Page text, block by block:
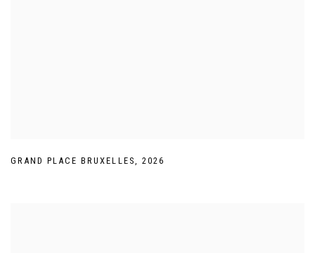
GRAND PLACE BRUXELLES, 2026